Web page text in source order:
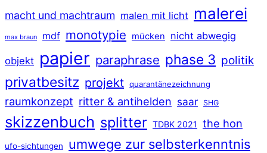
macht und machtraum malen mit licht malerei
max braun mdf monotypie mücken nicht abwegig
objekt papier paraphrase phase 3 politik
privatbesitz projekt quarantänezeichnung
raumkonzept ritter & antihelden saar SHG
skizzenbuch splitter TDBK 2021 the hon
ufo-sichtungen umwege zur selbsterkenntnis